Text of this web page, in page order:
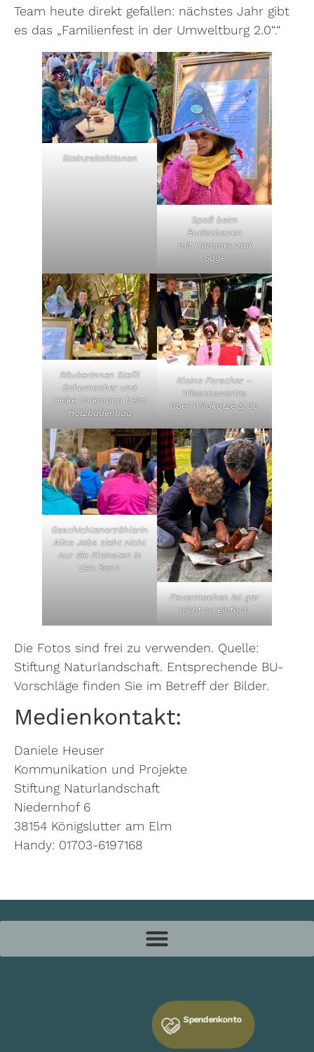
Spendenkonto
Team heute direkt gefallen: nächstes Jahr gibt
es das „Familienfest in der Umweltburg 2.0“.“
Steinzeitaktionen
Spaß beim
Budenbauen
mit Hammer und
Säge
Räuberinnen Steffi
Schumacher und
Heike Volkmann beim
Holzbudenbau
Kleine Forscher –
Wissenswertes
über Wildkatze & Co
Geschichtenerzählerin
Alice Jabs zieht nicht
nur die Kleinsten in
den Bann
Feuermachen ist gar
nicht so einfach
Die Fotos sind frei zu verwenden. Quelle:
Stiftung Naturlandschaft. Entsprechende BU-
Vorschläge finden Sie im Betreff der Bilder.
Medienkontakt:
Daniele Heuser
Kommunikation und Projekte
Stiftung Naturlandschaft
Niedernhof 6
38154 Königslutter am Elm
Handy: 01703-6197168